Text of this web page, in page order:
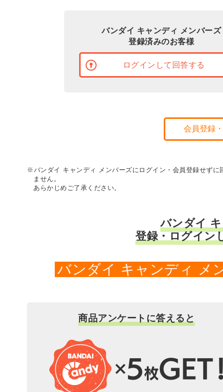
バンダイ キャンディ メンバーズ
登録済みのお客様
ログインして回答する
会員登録
※バンダイ キャンディ メンバーズにログイン・会員登録せず
ません。
あらかじめご了承ください。
バンダイ
登録・ログイン
バンダイ キャンディ メ
商品アンケートに答えると